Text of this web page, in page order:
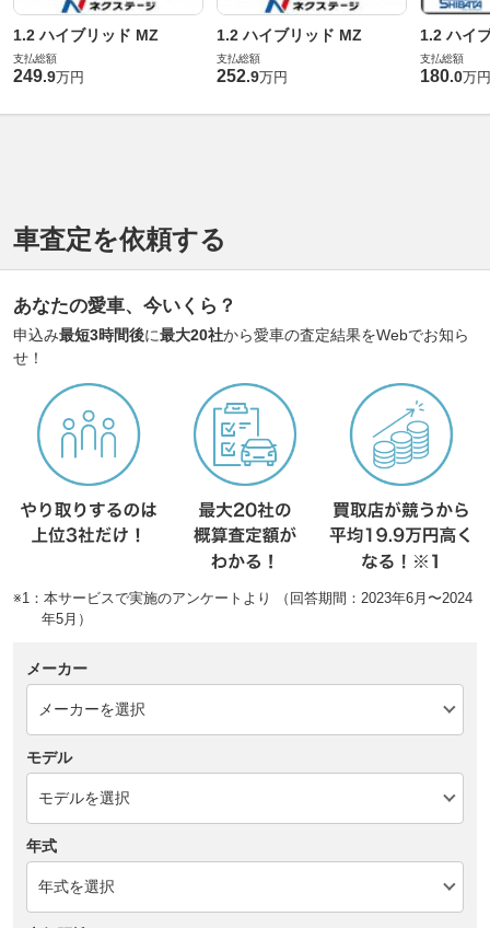
1.2 ハイブリッド MZ
支払総額
249.9万円
1.2 ハイブリッド MZ
支払総額
252.9万円
1.2 ハイ
支払総額
180.0万円
車査定を依頼する
あなたの愛車、今いくら？
申込み最短3時間後に最大20社から愛車の査定結果をWebでお知ら
せ！
※1：本サービスで実施のアンケートより （回答期間：2023年6月〜2024
年5月）
メーカー
モデル
年式